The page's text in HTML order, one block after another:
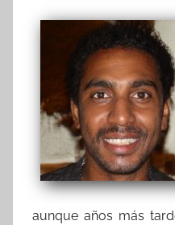
aunque años más